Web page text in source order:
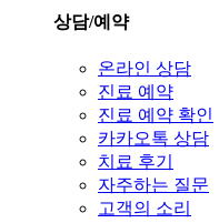
상담/예약
온라인 상담
진료 예약
진료 예약 확인
카카오톡 상담
치료 후기
자주하는 질문
고객의 소리